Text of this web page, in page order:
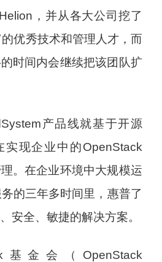
，并从各大公司挖了
优秀技术和管理人才，而
时间内会继续把该团队扩
产品线就基于开源
实现企业中的OpenStack
。在企业环境中大规模运
的三年多时间里，惠普了
安全、敏捷的解决方案。
基金会（OpenStack